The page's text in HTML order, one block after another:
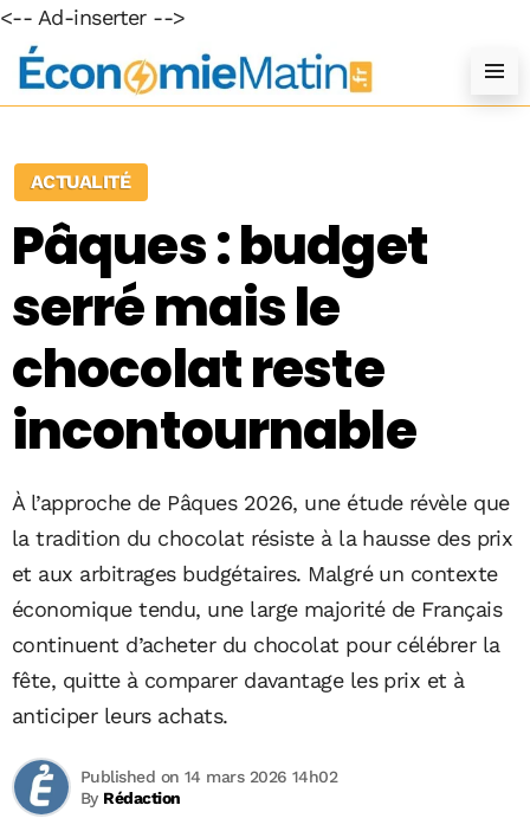
<-- Ad-inserter -->
ACTUALITÉ
Pâques : budget
serré mais le
chocolat reste
incontournable
À l’approche de Pâques 2026, une étude révèle que
la tradition du chocolat résiste à la hausse des prix
et aux arbitrages budgétaires. Malgré un contexte
économique tendu, une large majorité de Français
continuent d’acheter du chocolat pour célébrer la
fête, quitte à comparer davantage les prix et à
anticiper leurs achats.
By Rédaction
Published on 14 mars 2026 14h02